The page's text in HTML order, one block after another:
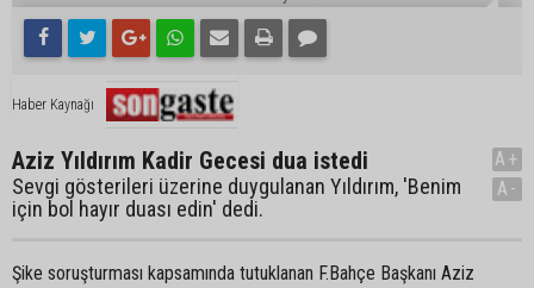
Haber Kaynağı
Aziz Yıldırım Kadir Gecesi dua istedi
Sevgi gösterileri üzerine duygulanan Yıldırım, 'Benim
için bol hayır duası edin' dedi.
A+
A-
Şike soruşturması kapsamında tutuklanan F.Bahçe Başkanı Aziz